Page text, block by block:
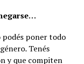
podés poner todo
Tenés
y que compiten